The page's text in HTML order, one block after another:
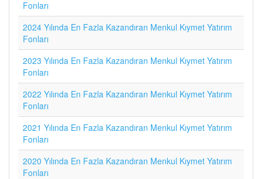
Fonları
2024 Yılında En Fazla Kazandıran Menkul Kıymet Yatırım
Fonları
2023 Yılında En Fazla Kazandıran Menkul Kıymet Yatırım
Fonları
2022 Yılında En Fazla Kazandıran Menkul Kıymet Yatırım
Fonları
2021 Yılında En Fazla Kazandıran Menkul Kıymet Yatırım
Fonları
2020 Yılında En Fazla Kazandıran Menkul Kıymet Yatırım
Fonları